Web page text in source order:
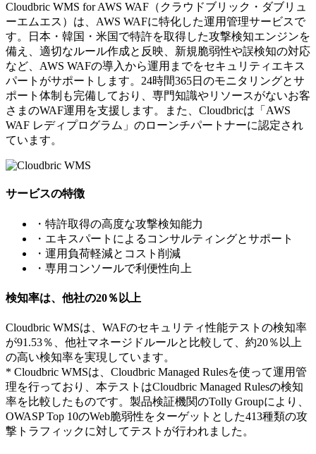
Cloudbric WMS for AWS WAF（クラウドブリック・ダブリュ
ーエムエス）は、AWS WAFに特化した運用管理サービスで
す。日本・韓国・米国で特許を取得した攻撃検知エンジンを
備え、適切なルール作成と反映、新規脆弱性や誤検知の対応
など、AWS WAFの導入から運用までをセキュリティエキス
パートがサポートします。24時間365日のモニタリングとサ
ポート体制も完備しており、専門知識やリソースがないお客
さまのWAF運用を支援します。また、Cloudbricは「AWS
WAF レディプログラム」のローンチパートナーに認定され
ています。
サービスの特徴
・特許取得の高度な攻撃検知能力
・エキスパートによるコンサルティングとサポート
・運用負荷軽減とコスト削減
・専用コンソールで利便性向上
検知率は、他社の20％以上
Cloudbric WMSは、WAFのセキュリティ性能テストの検知率
が91.53％、他社マネージドルールと比較して、約20％以上
の高い検知率を実現しています。
* Cloudbric WMSは、Cloudbric Managed Rulesを使って運用管
理を行っており、本テストはCloudbric Managed Rulesの検知
率を比較したものです。製品検証機関のTolly Groupにより、
OWASP Top 10のWeb脆弱性をターゲットとした413種類の攻
撃トラフィックに対してテストが行われました。